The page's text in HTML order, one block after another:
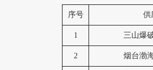
序号 供
1 三山爆
2 烟台渤